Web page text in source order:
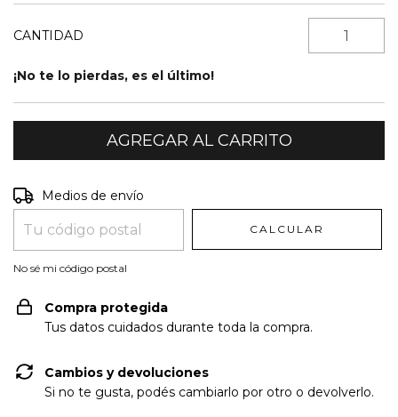
CANTIDAD
¡No te lo pierdas, es el último!
Entregas para el CP:
Medios de envío
CALCULAR
No sé mi código postal
Compra protegida
Tus datos cuidados durante toda la compra.
Cambios y devoluciones
Si no te gusta, podés cambiarlo por otro o devolverlo.